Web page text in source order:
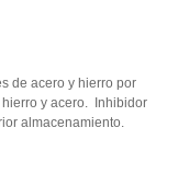
de acero y hierro por
y acero. Inhibidor
almacenamiento.